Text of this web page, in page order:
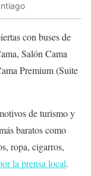
con buses de
Salón Cama
Premium (Suite
de turismo y
baratos como
ropa, cigarros,
la prensa local.